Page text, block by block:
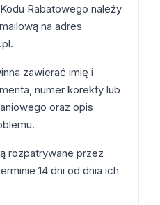
Rabatowego należy
na adres
.
zawierać imię i
numer korekty lub
oraz opis
rozpatrywane przez
14 dni od dnia ich